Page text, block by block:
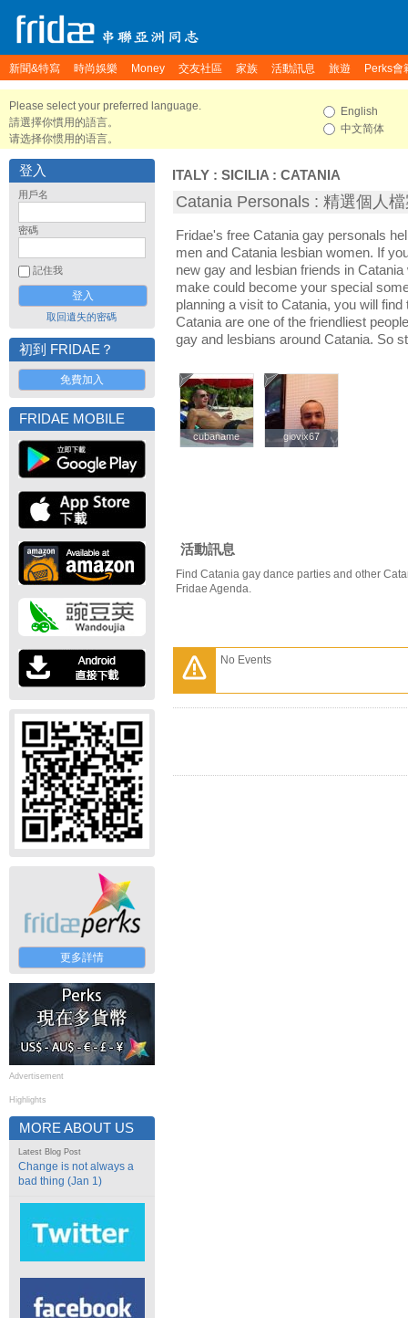
新聞&特寫 時尚娛樂 Money 交友社區 家族 活動訊息 旅遊 Perks會
Please select your preferred language.
請選擇你慣用的語言。
请选择你惯用的语言。
English
中文简体
登入
用戶名
密碼
記住我
取回遺失的密碼
初到 FRIDAE？
免費加入
FRIDAE MOBILE
更多詳情
Advertisement
Highlights
MORE ABOUT US
Latest Blog Post
Change is not always a
bad thing (Jan 1)
ITALY : SICILIA : CATANIA
Catania Personals : 精選個人
Fridae's free Catania gay personals
men and Catania lesbian women. If
new gay and lesbian friends in
make could become your special
planning a visit to Catania, you will
Catania are one of the friendliest
gay and lesbians around Catania. So
cubaname
cubaname giovix67
giovix67
活動訊息
Find Catania gay dance parties and other
Fridae Agenda.
No Events